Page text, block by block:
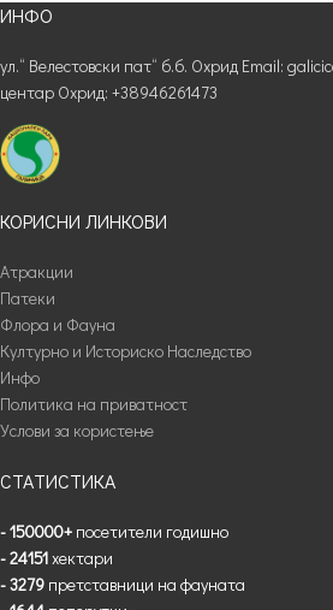
ИНФО
ул.“ Велестовски пат“ б.б. Охрид Email:
центар Охрид: +38946261473
КОРИСНИ ЛИНКОВИ
Атракции
Патеки
Флора и Фауна
Културно и Историско Наследство
Инфо
Политика на приватност
Услови за користење
СТАТИСТИКА
- 150000+ посетители годишно
- 24151хектари
- 3279 претставници на фауната